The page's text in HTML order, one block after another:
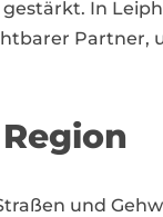
In
Partner,
und